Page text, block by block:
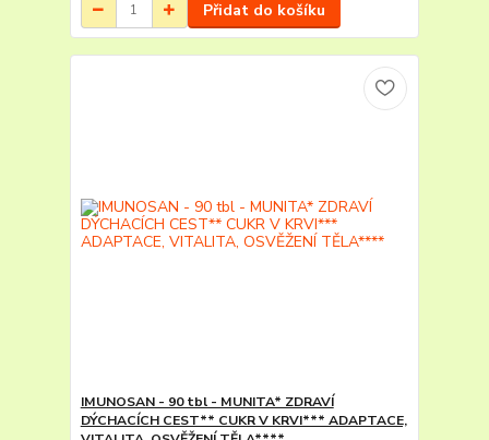
Přidat do košíku
IMUNOSAN - 90 tbl - MUNITA* ZDRAVÍ
DÝCHACÍCH CEST** CUKR V KRVI*** ADAPTACE,